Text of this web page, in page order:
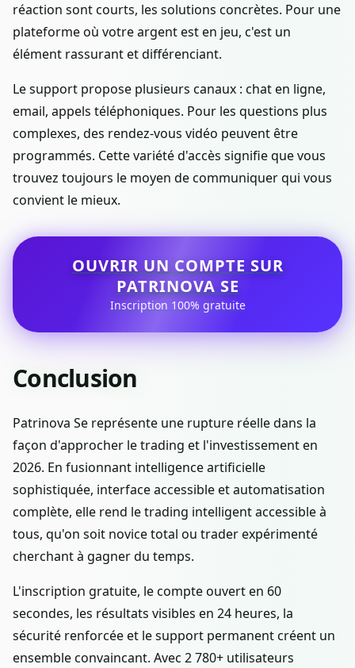
réaction sont courts, les solutions concrètes. Pour une
plateforme où votre argent est en jeu, c'est un
élément rassurant et différenciant.
Le support propose plusieurs canaux : chat en ligne,
email, appels téléphoniques. Pour les questions plus
complexes, des rendez-vous vidéo peuvent être
programmés. Cette variété d'accès signifie que vous
trouvez toujours le moyen de communiquer qui vous
convient le mieux.
OUVRIR UN COMPTE SUR
PATRINOVA SE
Inscription 100% gratuite
Conclusion
Patrinova Se représente une rupture réelle dans la
façon d'approcher le trading et l'investissement en
2026. En fusionnant intelligence artificielle
sophistiquée, interface accessible et automatisation
complète, elle rend le trading intelligent accessible à
tous, qu'on soit novice total ou trader expérimenté
cherchant à gagner du temps.
L'inscription gratuite, le compte ouvert en 60
secondes, les résultats visibles en 24 heures, la
sécurité renforcée et le support permanent créent un
ensemble convaincant. Avec 2 780+ utilisateurs